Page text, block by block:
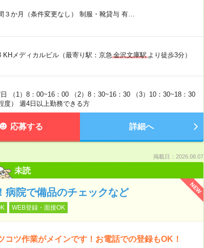
３か月（条件変更なし） 制服・靴貸与 有…
メディカルビル（最寄り駅：京急 金沢文庫駅より徒歩3分）
（1）8：00~16：00 （2）8：30~16：30 （3）10：30~18：30
度） 週4日以上勤務できる方
応募する 詳細へ
掲載日：2026.08.07
未読
NEW
病院で備品のチェックなど
WEB登録・面接OK
コツ作業がメインです！お電話での登録もOK！